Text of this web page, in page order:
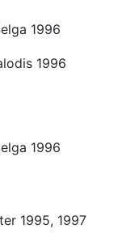
1996
1996
1996
1995, 1997